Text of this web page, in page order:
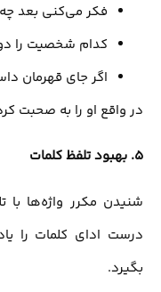
فکر می‌کنی بعد
کدام شخصیت را
اگر جای قهرمان
در واقع او را به صحبت
5. بهبود تلفظ کلمات
شنیدن مکرر واژه‌ها
درست ادای کلمات را
بگیرد.